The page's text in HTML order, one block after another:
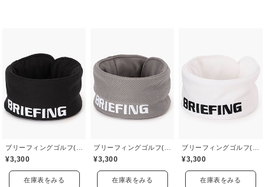
¥3,300
在庫表をみる
¥3,300
在庫表をみる
¥3,300
在庫表をみる